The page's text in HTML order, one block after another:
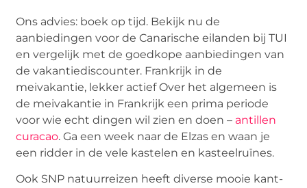
Ons advies: boek op tijd. Bekijk nu de
aanbiedingen voor de Canarische eilanden bij TUI
en vergelijk met de goedkope aanbiedingen van
de vakantiediscounter. Frankrijk in de
meivakantie, lekker actief Over het algemeen is
de meivakantie in Frankrijk een prima periode
voor wie echt dingen wil zien en doen – antillen
curacao. Ga een week naar de Elzas en waan je
een ridder in de vele kastelen en kasteelruïnes.
Ook SNP natuurreizen heeft diverse mooie kant-